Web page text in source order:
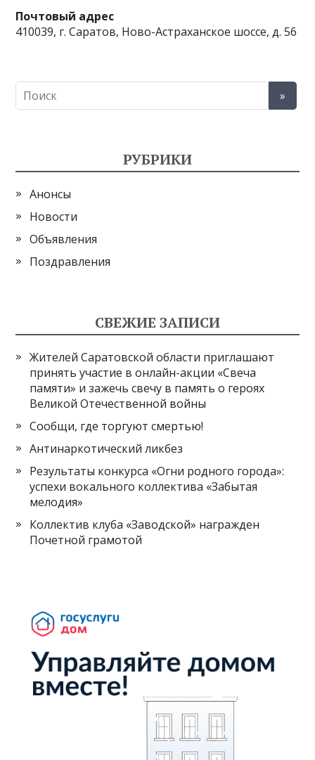
Почтовый адрес
410039, г. Саратов, Ново-Астраханское шоссе, д. 56
РУБРИКИ
Анонсы
Новости
Объявления
Поздравления
СВЕЖИЕ ЗАПИСИ
Жителей Саратовской области приглашают
принять участие в онлайн-акции «Свеча
памяти» и зажечь свечу в память о героях
Великой Отечественной войны
Сообщи, где торгуют смертью!
Антинаркотический ликбез
Результаты конкурса «Огни родного города»:
успехи вокального коллектива «Забытая
мелодия»
Коллектив клуба «Заводской» награжден
Почетной грамотой